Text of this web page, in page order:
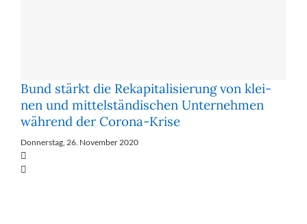
Bund stärkt die Re­ka­pi­ta­li­sie­rung von klei­
nen und mit­tel­stän­di­schen Un­ter­neh­men
wäh­rend der Co­ro­na-Kri­se
Donnerstag, 26. November 2020